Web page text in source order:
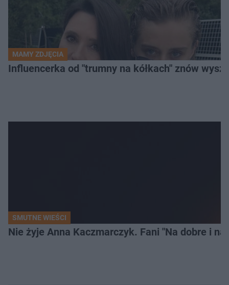
MAMY ZDJĘCIA
Influencerka od "trumny na kółkach" znów
SMUTNE WIEŚCI
Nie żyje Anna Kaczmarczyk. Fani "Na dobre i na